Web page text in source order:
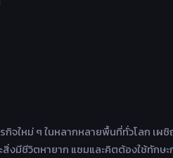
จใหม่ ๆ ในหลากหลายพื้นที่ทั่วโลก เผ
มีชีวิตหายาก แซมและคิตต้องใช้ทักษะ